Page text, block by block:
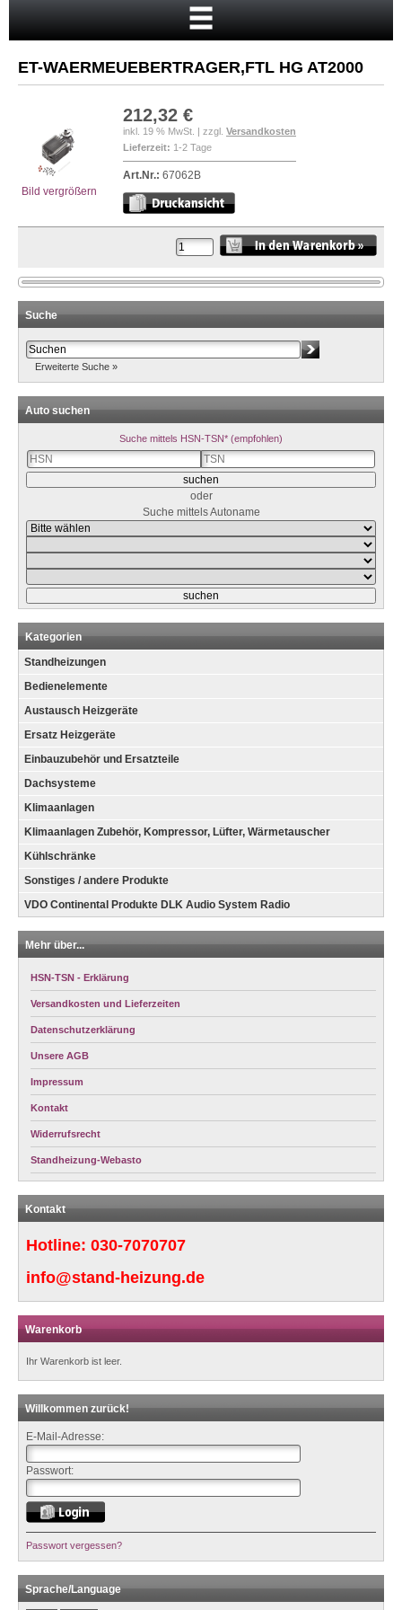
Kasse
Anmelden
ET-WAERMEUEBERTRAGER,FTL HG AT2000
Bild vergrößern
212,32 €
inkl. 19 % MwSt. | zzgl. Versandkosten
Lieferzeit: 1-2 Tage
Art.Nr.: 67062B
Suche
Erweiterte Suche »
Auto suchen
Suche mittels HSN-TSN* (empfohlen)
oder
Suche mittels Autoname
Kategorien
Standheizungen
Bedienelemente
Austausch Heizgeräte
Ersatz Heizgeräte
Einbauzubehör und Ersatzteile
Dachsysteme
Klimaanlagen
Klimaanlagen Zubehör, Kompressor, Lüfter, Wärmetauscher
Kühlschränke
Sonstiges / andere Produkte
VDO Continental Produkte DLK Audio System Radio
Mehr über...
HSN-TSN - Erklärung
Versandkosten und Lieferzeiten
Datenschutzerklärung
Unsere AGB
Impressum
Kontakt
Widerrufsrecht
Standheizung-Webasto
Kontakt
Hotline: 030-7070707
info@stand-heizung.de
Warenkorb
Ihr Warenkorb ist leer.
Willkommen zurück!
E-Mail-Adresse:
Passwort:
Passwort vergessen?
Sprache/Language